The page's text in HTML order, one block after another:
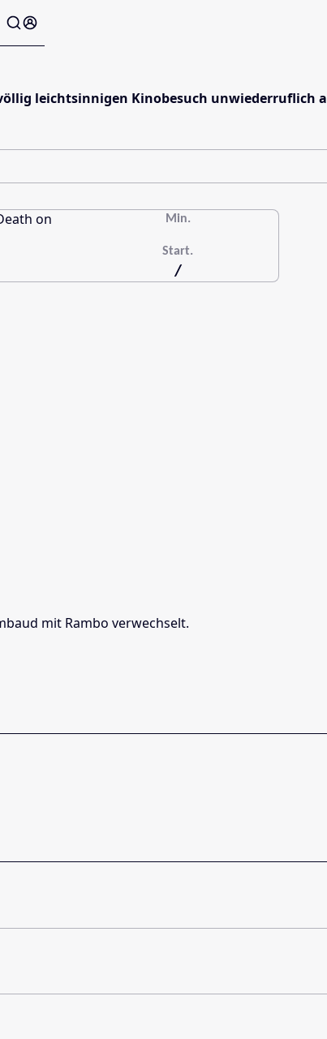
leichtsinnigen Kinobesuch unwiederruflich
Min.
Start.
/
mit Rambo verwechselt.